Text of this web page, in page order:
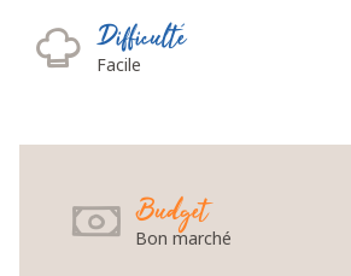
Difficulté
Facile
Budget
Bon marché